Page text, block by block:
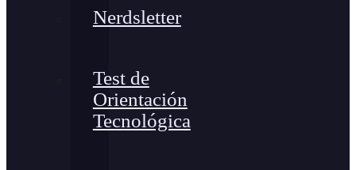
Nerdsletter
Test de
Orientación
Tecnológica